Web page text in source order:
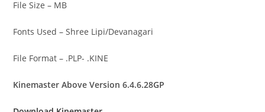
File Size – MB
Fonts Used – Shree Lipi/Devanagari
File Format – .PLP- .KINE
Kinemaster Above Version 6.4.6.28GP